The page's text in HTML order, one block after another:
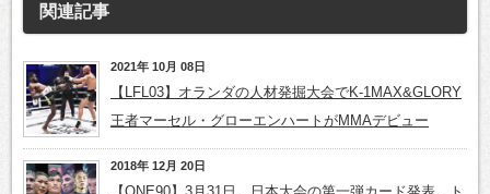
関連記事
2021年 10月 08日
【LFL03】オランダの人材発掘大会でK-1MAX&GLORY
王者マーセル・グローエンハートがMMAデビュー
2018年 12月 20日